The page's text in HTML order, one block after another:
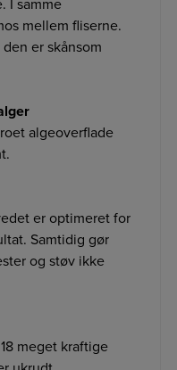
I samme
mellem fliserne.
er skånsom
algeoverflade
er optimeret for
Samtidig gør
og støv ikke
meget kraftige